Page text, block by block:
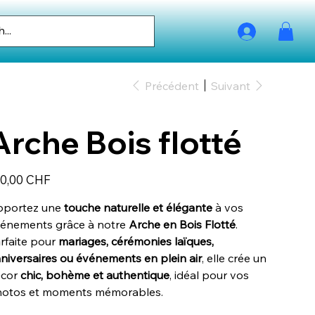
Précédent Suivant
Bois flotté
CHF
une touche naturelle et éléganteà vos
grâce à notre Arche en Bois Flotté.
pour mariages, cérémonies laïques,
ou événements en plein air, elle crée un
chic, bohème et authentique, idéal pour vos
et moments mémorables.